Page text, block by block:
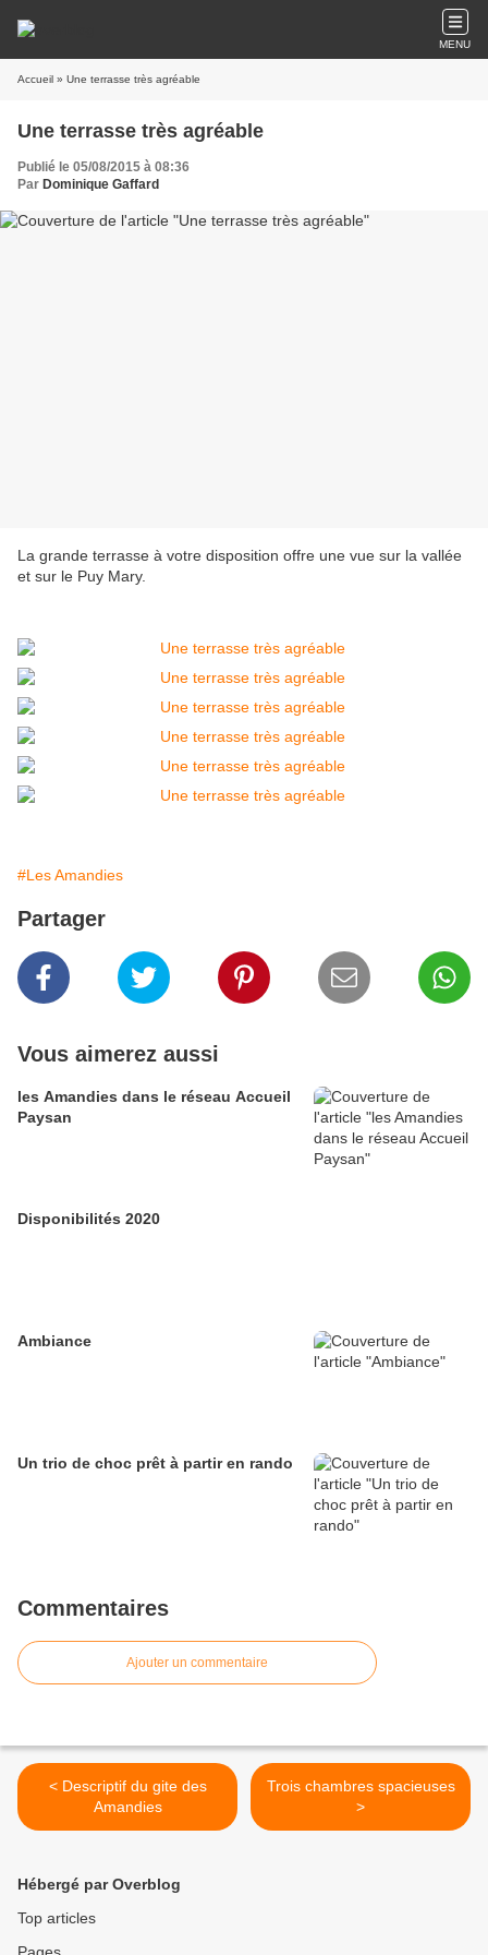
MENU
Accueil » Une terrasse très agréable
Une terrasse très agréable
Publié le 05/08/2015 à 08:36
Par Dominique Gaffard
La grande terrasse à votre disposition offre une vue sur la vallée
et sur le Puy Mary.
#Les Amandies
Partager
Vous aimerez aussi
les Amandies dans le réseau Accueil
Paysan
Disponibilités 2020
Ambiance
Un trio de choc prêt à partir en rando
Commentaires
Ajouter un commentaire
< Descriptif du gite des
Amandies
Trois chambres spacieuses
>
Hébergé par Overblog
Top articles